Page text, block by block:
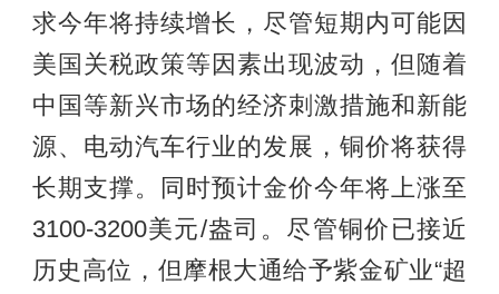
求今年将持续增长，尽管短期内可能因
美国关税政策等因素出现波动，但随着
中国等新兴市场的经济刺激措施和新能
源、电动汽车行业的发展，铜价将获得
长期支撑。同时预计金价今年将上涨至
3100-3200美元/盎司。尽管铜价已接近
历史高位，但摩根大通给予紫金矿业“超